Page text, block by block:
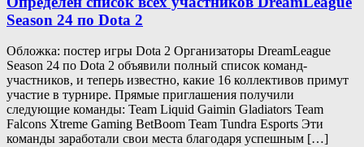
Season 24 по Dota 2
Обложка: постер игры Dota 2 Организаторы DreamLeague
Season 24 по Dota 2 объявили полный список команд-
участников, и теперь известно, какие 16 коллективов примут
участие в турнире. Прямые приглашения получили
следующие команды: Team Liquid Gaimin Gladiators Team
Falcons Xtreme Gaming BetBoom Team Tundra Esports Эти
команды заработали свои места благодаря успешным […]